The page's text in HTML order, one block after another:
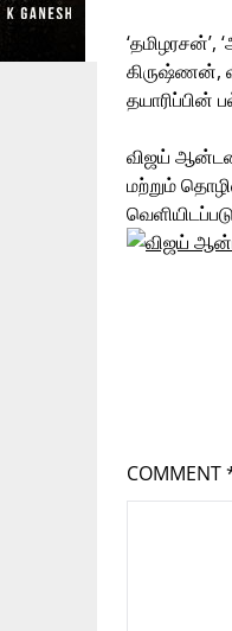
கிருஷ்ணன்,
தயாரிப்பின்
விஜய் ஆன்டனி
மற்றும்
COMMENT